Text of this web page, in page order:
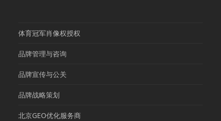
体育冠军肖像权授权
品牌管理与咨询
品牌宣传与公关
品牌战略策划
北京GEO优化服务商